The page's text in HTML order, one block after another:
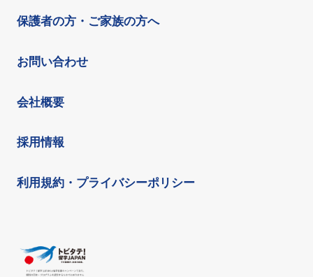
保護者の方・ご家族の方へ
お問い合わせ
会社概要
採用情報
利用規約・プライバシーポリシー